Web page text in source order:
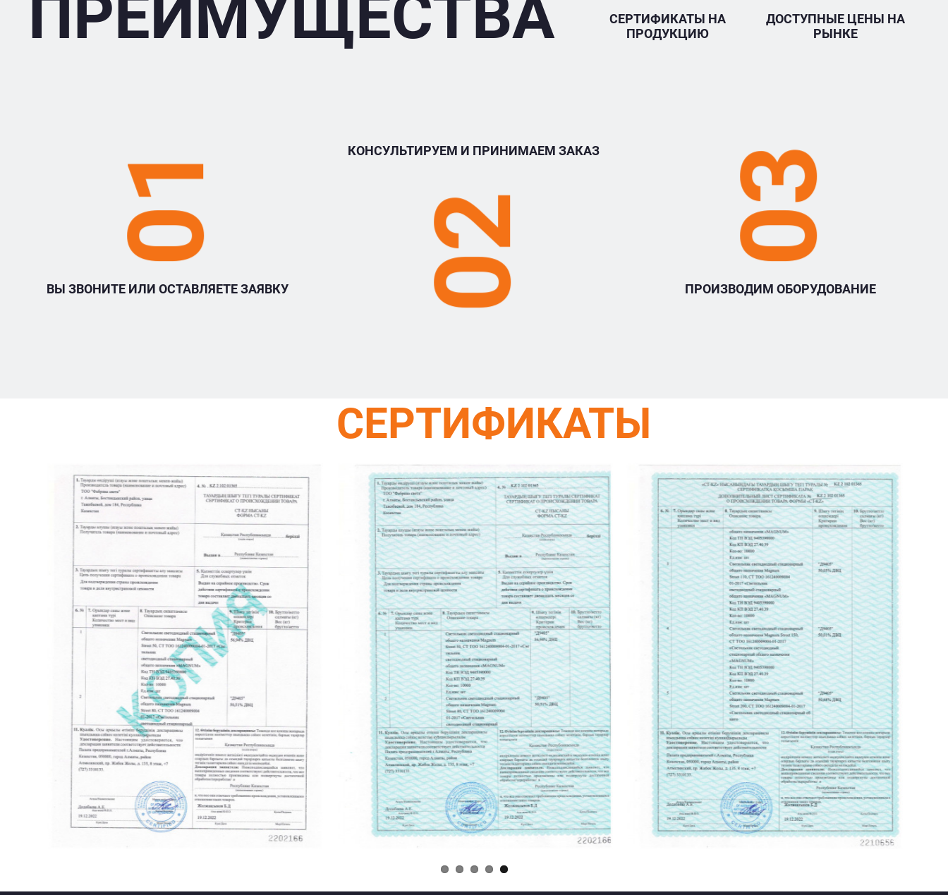
ПРЕИМУЩЕСТВА
СЕРТИФИКАТЫ НА
ПРОДУКЦИЮ
ДОСТУПНЫЕ ЦЕНЫ НА
РЫНКЕ
01
ВЫ ЗВОНИТЕ ИЛИ ОСТАВЛЯЕТЕ ЗАЯВКУ 02
КОНСУЛЬТИРУЕМ И ПРИНИМАЕМ ЗАКАЗ 03
ПРОИЗВОДИМ ОБОРУДОВАНИЕ
СЕРТИФИКАТЫ